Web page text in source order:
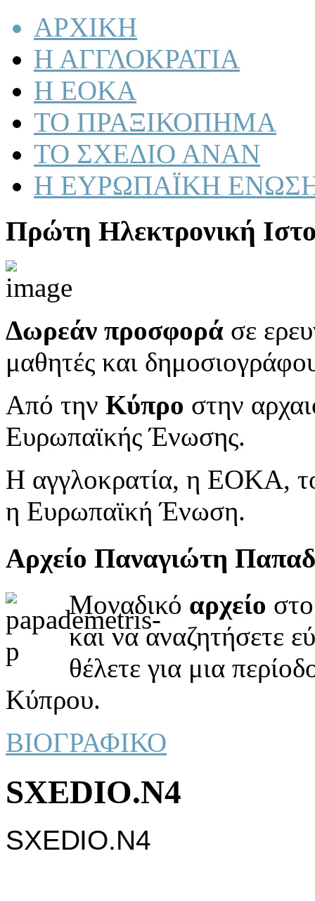
ΑΡΧΙΚΗ
Η ΑΓΓΛΟΚΡΑΤΙΑ
Η ΕΟΚΑ
ΤΟ ΠΡΑΞΙΚΟΠΗΜΑ
ΤΟ ΣΧΕΔΙΟ ΑΝΑΝ
Η ΕΥΡΩΠΑΪΚΗ
Πρώτη Ηλεκτρονική
Δωρεάν προσφορά σε
μαθητές και
Από την Κύπρο στην
Ευρωπαϊκής Ένωσης.
Η αγγλοκρατία, η ΕΟΚΑ,
η Ευρωπαϊκή Ένωση.
Αρχείο Παναγιώτη
Μοναδικό αρχείο
και να αναζητήσετε
θέλετε για μια
Κύπρου.
ΒΙΟΓΡΑΦΙΚΟ
SXEDIO.N4
SXEDIO.N4